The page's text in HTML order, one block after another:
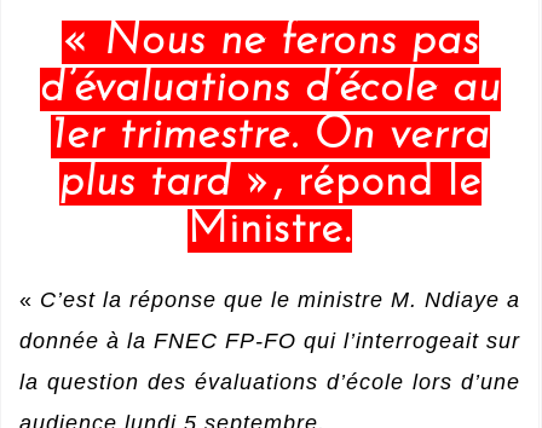
« Nous ne ferons pas
d’évaluations d’école au
1er trimestre. On verra
plus tard », répond le
Ministre.
« C’est la réponse que le ministre M. Ndiaye a
donnée à la FNEC FP-FO qui l’interrogeait sur
la question des évaluations d’école lors d’une